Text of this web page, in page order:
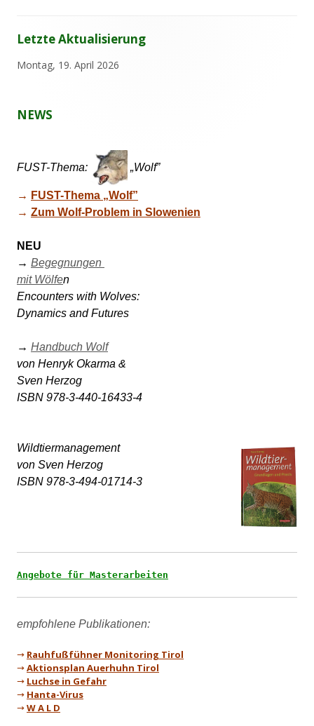
Haupt-
Sidebar
Letzte Aktualisierung
Montag, 19. April 2026
NEWS
FUST-Thema: „Wolf”
→ FUST-Thema „Wolf”
→ Zum Wolf-Problem in Slowenien
NEU
→ Begegnungen
mit Wölfen
Encounters with Wolves:
Dynamics and Futures
→ Handbuch Wolf
von Henryk Okarma &
Sven Herzog
Wildtiermanagement
von Sven Herzog
ISBN 978-3-494-01714-3
Angebote für Masterarbeiten
→ Rauhfußfühner Monitoring Tirol
→Aktionsplan Auerhuhn Tirol
→ Luchse in Gefahr
→ Hanta-Virus
→W A L D